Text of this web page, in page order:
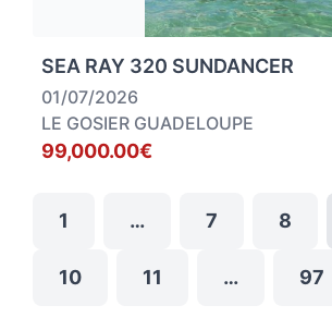
SEA RAY 320 SUNDANCER
01/07/2026
LE GOSIER GUADELOUPE
99,000.00€
1 … 7 8
10 11 … 97